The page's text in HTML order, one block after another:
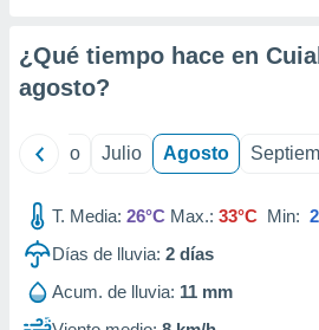
e
de
¿Qué tiempo hace en
agosto?
Junio Julio Agosto
T. Media: 26°C Max.: 33°C Min:
Días de lluvia: 2 días
Acum. de lluvia: 11 mm